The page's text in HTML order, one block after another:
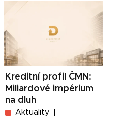
Kreditní profil ČMN:
Miliardové impérium
na dluh
Aktuality